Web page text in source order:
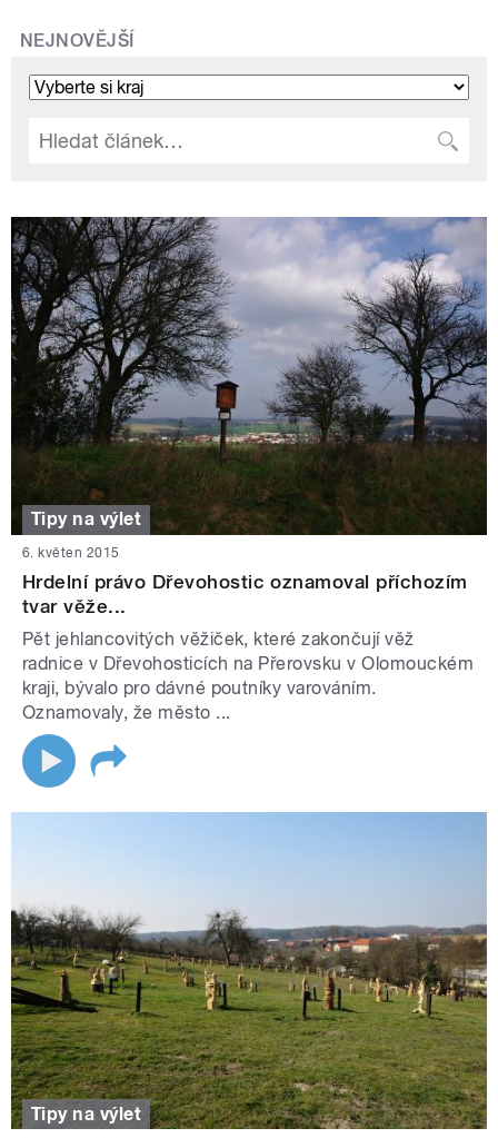
NEJNOVĚJŠÍ
Tipy na výlet
6. květen 2015
Hrdelní právo Dřevohostic oznamoval příchozím
tvar věže...
Pět jehlancovitých věžiček, které zakončují věž
radnice v Dřevohosticích na Přerovsku v Olomouckém
kraji, bývalo pro dávné poutníky varováním.
Oznamovaly, že město ...
Tipy na výlet